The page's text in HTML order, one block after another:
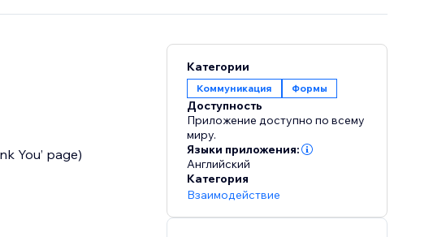
You’ page)
Категории
Коммуникация Формы
Доступность
Приложение доступно по всему
миру.
Языки приложения:
Английский
Категория
Взаимодействие